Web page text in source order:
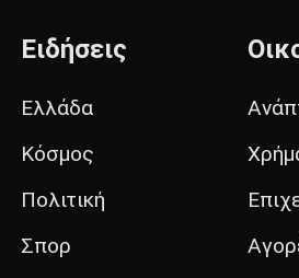
Ειδήσεις
Ελλάδα
Κόσμος
Πολιτική
Σπορ